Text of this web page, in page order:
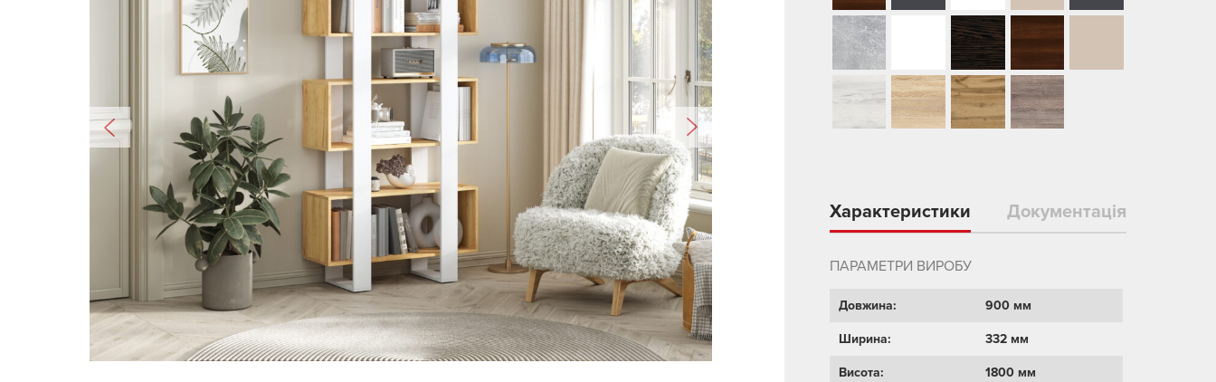
Характеристики Документація
ПАРАМЕТРИ ВИРОБУ
Довжина: 900 мм
Ширина: 332 мм
Висота: 1800 мм